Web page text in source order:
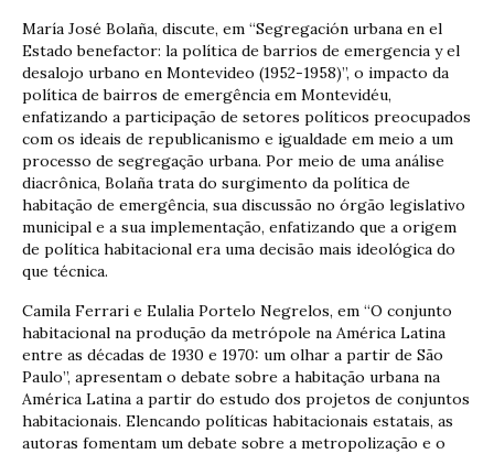
María José Bolaña, discute, em “Segregación urbana en el
Estado benefactor: la política de barrios de emergencia y el
desalojo urbano en Montevideo (1952-1958)”, o impacto da
política de bairros de emergência em Montevidéu,
enfatizando a participação de setores políticos preocupados
com os ideais de republicanismo e igualdade em meio a um
processo de segregação urbana. Por meio de uma análise
diacrônica, Bolaña trata do surgimento da política de
habitação de emergência, sua discussão no órgão legislativo
municipal e a sua implementação, enfatizando que a origem
de política habitacional era uma decisão mais ideológica do
que técnica.
Camila Ferrari e Eulalia Portelo Negrelos, em “O conjunto
habitacional na produção da metrópole na América Latina
entre as décadas de 1930 e 1970: um olhar a partir de São
Paulo”, apresentam o debate sobre a habitação urbana na
América Latina a partir do estudo dos projetos de conjuntos
habitacionais. Elencando políticas habitacionais estatais, as
autoras fomentam um debate sobre a metropolização e o